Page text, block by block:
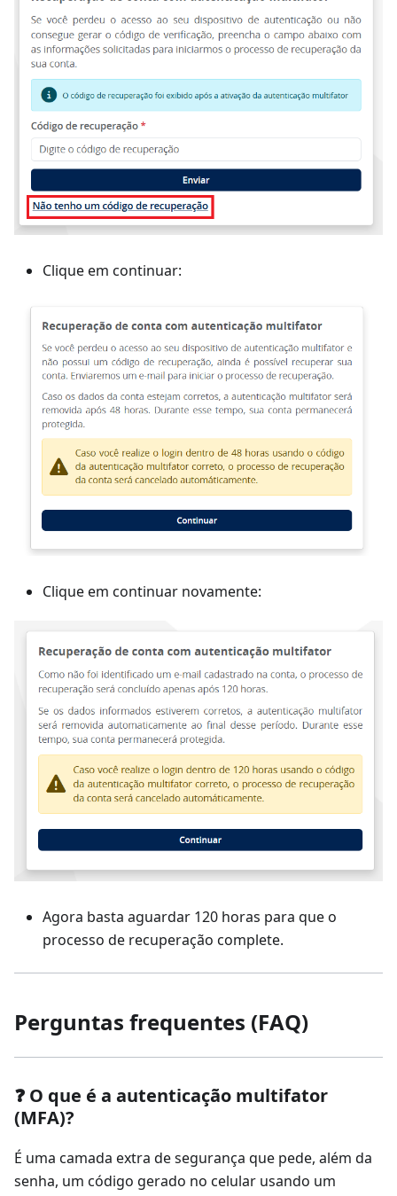
Clique em continuar:
Clique em continuar novamente:
Agora basta aguardar 120 horas para que o
processo de recuperação complete.
Perguntas frequentes (FAQ)
❓ O que é a autenticação multifator
(MFA)?
É uma camada extra de segurança que pede, além da
senha, um código gerado no celular usando um